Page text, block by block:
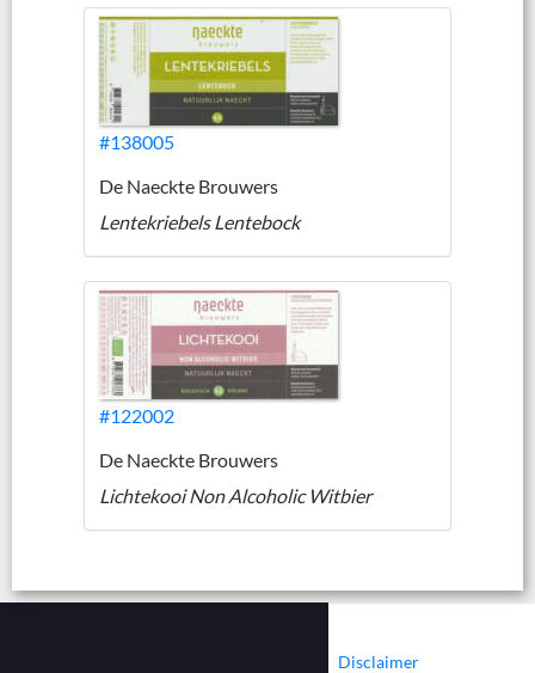
#138005
De Naeckte Brouwers
Lentekriebels Lentebock
#122002
De Naeckte Brouwers
Lichtekooi Non Alcoholic Witbier
Disclaimer